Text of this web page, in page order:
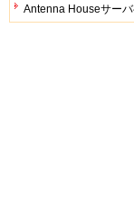
Antenna Houseサー